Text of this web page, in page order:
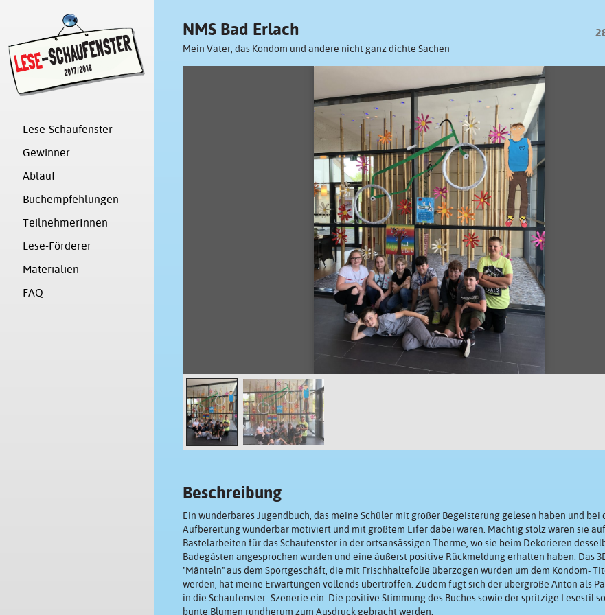
Lese-Schaufenster
Gewinner
Ablauf
Buchempfehlungen
TeilnehmerInnen
Lese-Förderer
Materialien
FAQ
NMS Bad Erlach
Mein Vater, das Kondom und andere nicht ganz dichte Sachen
Beschreibung
Ein wunderbares Jugendbuch, das meine Schüler mit großer Begeisterung gelesen haben und bei
Aufbereitung wunderbar motiviert und mit größtem Eifer dabei waren. Mächtig stolz waren sie
Bastelarbeiten für das Schaufenster in der ortsansässigen Therme, wo sie beim Dekorieren
Badegästen angesprochen wurden und eine äußerst positive Rückmeldung erhalten haben. Das
"Mänteln" aus dem Sportgeschäft, die mit Frischhaltefolie überzogen wurden um dem Kondom-
werden, hat meine Erwartungen vollends übertroffen. Zudem fügt sich der übergroße Anton als
in die Schaufenster- Szenerie ein. Die positive Stimmung des Buches sowie der spritzige Lesestil
bunte Blumen rundherum zum Ausdruck gebracht werden.